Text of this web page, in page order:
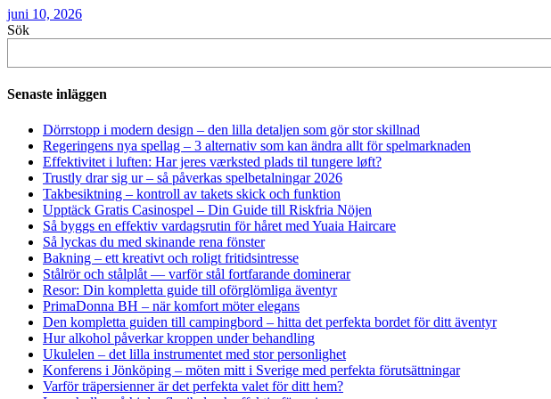
juni 10, 2026
Sök
Senaste inläggen
Dörrstopp i modern design – den lilla detaljen som gör stor skillnad
Regeringens nya spellag – 3 alternativ som kan ändra allt för spelmarknaden
Effektivitet i luften: Har jeres værksted plads til tungere løft?
Trustly drar sig ur – så påverkas spelbetalningar 2026
Takbesiktning – kontroll av takets skick och funktion
Upptäck Gratis Casinospel – Din Guide till Riskfria Nöjen
Så byggs en effektiv vardagsrutin för håret med Yuaia Haircare
Så lyckas du med skinande rena fönster
Bakning – ett kreativt och roligt fritidsintresse
Stålrör och stålplåt — varför stål fortfarande dominerar
Resor: Din kompletta guide till oförglömliga äventyr
PrimaDonna BH – när komfort möter elegans
Den kompletta guiden till campingbord – hitta det perfekta bordet för ditt äventyr
Hur alkohol påverkar kroppen under behandling
Ukulelen – det lilla instrumentet med stor personlighet
Konferens i Jönköping – möten mitt i Sverige med perfekta förutsättningar
Varför träpersienner är det perfekta valet för ditt hem?